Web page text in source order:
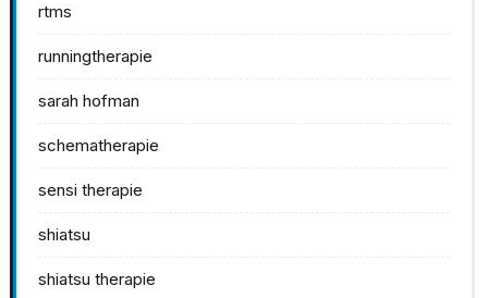
rtms
runningtherapie
sarah hofman
schematherapie
sensi therapie
shiatsu
shiatsu therapie